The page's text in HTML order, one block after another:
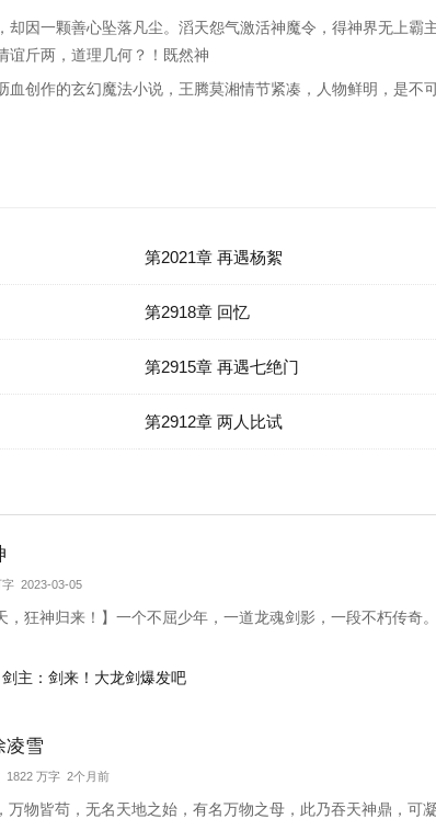
却因一颗善心坠落凡尘。滔天怨气激活神魔令，得神界无上霸
谊斤两，道理几何？！既然神
血创作的玄幻魔法小说，王腾莫湘情节紧凑，人物鲜明，是
第2021章 再遇杨絮
第2918章 回忆
第2915章 再遇七绝门
第2912章 两人比试
字 2023-03-05
，狂神归来！】一个不屈少年，一道龙魂剑影，一段不朽传
主：剑来！大龙剑爆发吧
凌雪
1822 万字 2个月前
万物皆苟，无名天地之始，有名万物之母，此乃吞天神鼎，